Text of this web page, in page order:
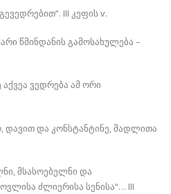
III კეფის v.
წმინდანის გამოსახულება –
აქვეა ვედრება ამ ორი
და კონსტანტინე, მადლითა
მსასოებელნი და
ძლიერისა სენისა“… III